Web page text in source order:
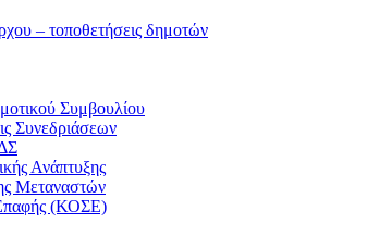
– τοποθετήσεις δημοτών
Συμβουλίου
Συνεδριάσεων
Ανάπτυξης
Μεταναστών
(ΚΟΣΕ)